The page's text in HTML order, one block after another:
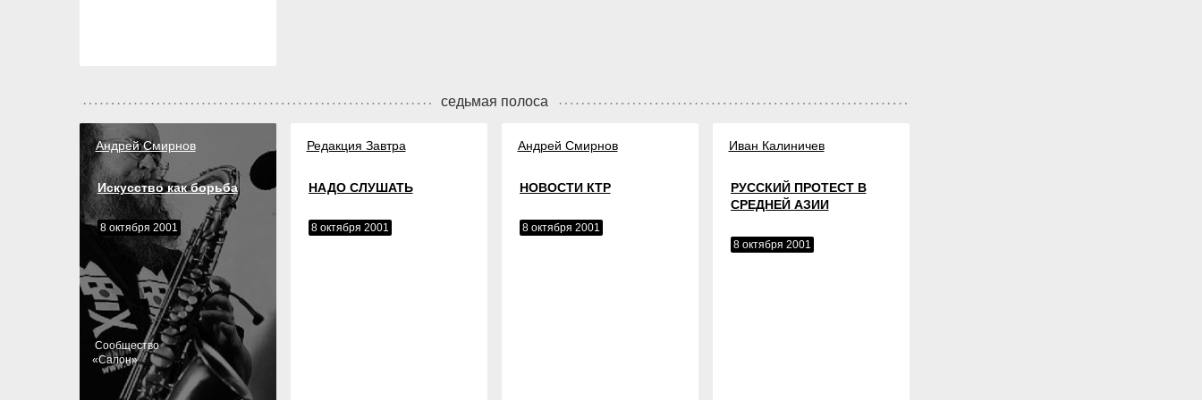
седьмая полоса
Андрей Смирнов
Искусство как борьба
8 октября 2001
Cообщество
«Салон»
Редакция Завтра
НАДО СЛУШАТЬ
8 октября 2001
Андрей Смирнов
НОВОСТИ КТР
8 октября 2001
Иван Калиничев
РУССКИЙ ПРОТЕСТ В
СРЕДНЕЙ АЗИИ
8 октября 2001